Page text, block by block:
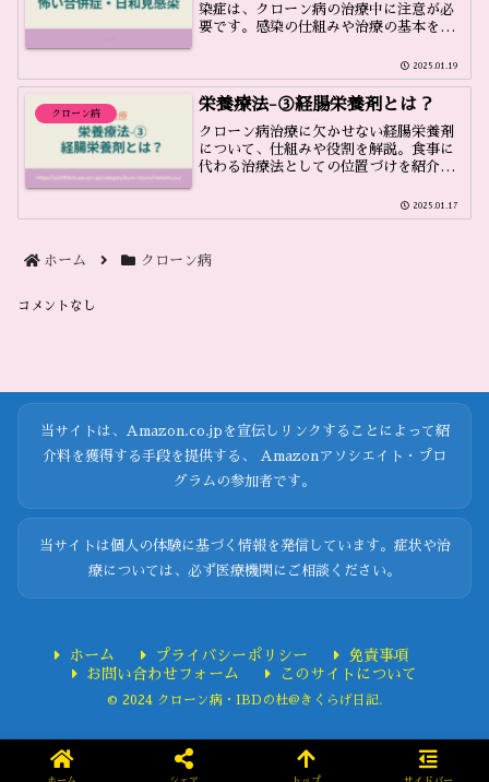
染症は、クローン病の治療中に注意が必
要です。感染の仕組みや治療の基本を紹
2025.01.19
クローン病 栄養療法-③経腸栄養剤とは？
クローン病治療に欠かせない経腸栄養剤
について、仕組みや役割を解説。食事に
代わる治療法としての位置づけを紹介し
2025.01.17
ホーム クローン病
コメントなし
当サイトは、Amazon.co.jpを宣伝しリンクすることによって紹
介料を獲得する手段を提供する、 Amazonアソシエイト・プロ
グラムの参加者です。
当サイトは個人の体験に基づく情報を発信しています。症状や治
療については、必ず医療機関にご相談ください。
ホーム プライバシーポリシー
免責事項
お問い合わせフォーム
このサイトについて
© 2024 クローン病・IBDの杜@きくらげ日記.